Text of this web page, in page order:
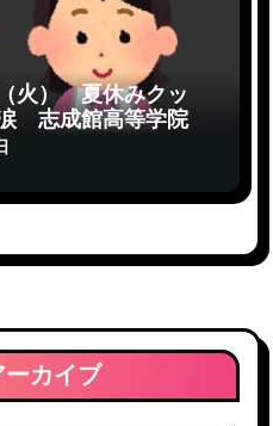
火） 夏休みクッ
志成館高等学院
カイブ